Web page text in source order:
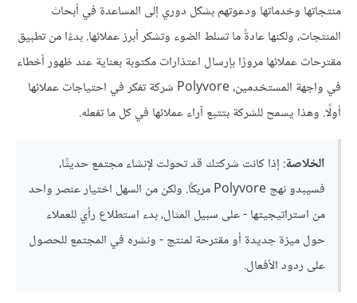
منتجاتها وخدماتها ودعوتهم بشكل دوري إلى المساعدة في أبحاث
المنتجات، ولكنها عادةً ما تسلط الضوء وتشكر أبرز عملائها. بدءًا من تطبيق
مقترحات عملائها مرورًا بإرسال اعتذارات مكتوبة بعناية عند ظهور أخطاء
في واجهة المستخدمين، Polyvore شركة تفكر في احتياجات عملائها
أولًا. وهذا يسمح للشركة بتتبع آراء عملائها في كل ما تفعله.
الخلاصة: إذا كانت شركتك قد تحولت لإنشاء مجتمع حديثًا،
فسيبدو نهج Polyvore مربكًا. ولكن من السهل اختيار عنصر واحد
من استراتيجيتها - على سبيل المثال، بدء استطلاع رأي للعملاء
حول ميزة جديدة أو مقترحة لمنتج - ونشره في المجتمع للحصول
على ردود الأفعال.